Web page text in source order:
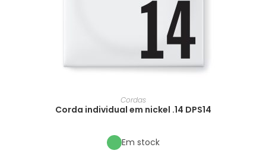
Cordas
Corda individual em nickel .14 DPS14
Em stock